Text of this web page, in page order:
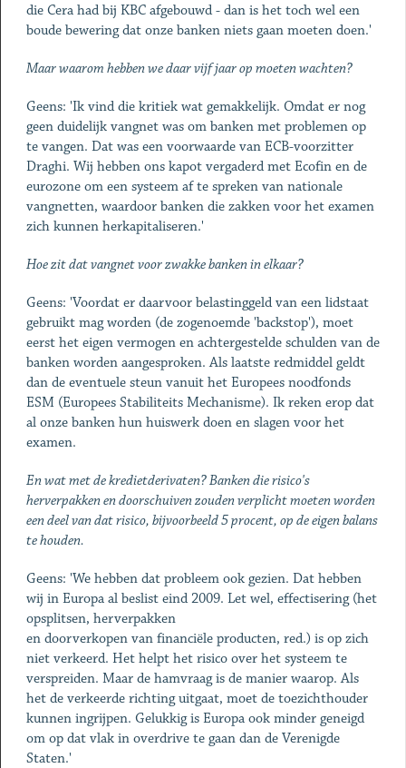
die Cera had bij KBC afgebouwd - dan is het toch wel een
boude bewering dat onze banken niets gaan moeten doen.'
Maar waarom hebben we daar vijf jaar op moeten wachten?
Geens: 'Ik vind die kritiek wat gemakkelijk. Omdat er nog
geen duidelijk vangnet was om banken met problemen op
te vangen. Dat was een voorwaarde van ECB-voorzitter
Draghi. Wij hebben ons kapot vergaderd met Ecofin en de
eurozone om een systeem af te spreken van nationale
vangnetten, waardoor banken die zakken voor het examen
zich kunnen herkapitaliseren.'
Hoe zit dat vangnet voor zwakke banken in elkaar?
Geens: 'Voordat er daarvoor belastinggeld van een lidstaat
gebruikt mag worden (de zogenoemde 'backstop'), moet
eerst het eigen vermogen en achtergestelde schulden van de
banken worden aangesproken. Als laatste redmiddel geldt
dan de eventuele steun vanuit het Europees noodfonds
ESM (Europees Stabiliteits Mechanisme). Ik reken erop dat
al onze banken hun huiswerk doen en slagen voor het
examen.
En wat met de kredietderivaten? Banken die risico's
herverpakken en doorschuiven zouden verplicht moeten worden
een deel van dat risico, bijvoorbeeld 5 procent, op de eigen balans
te houden.
Geens: 'We hebben dat probleem ook gezien. Dat hebben
wij in Europa al beslist eind 2009. Let wel, effectisering (het
opsplitsen, herverpakken
en doorverkopen van financiële producten, red.) is op zich
niet verkeerd. Het helpt het risico over het systeem te
verspreiden. Maar de hamvraag is de manier waarop. Als
het de verkeerde richting uitgaat, moet de toezichthouder
kunnen ingrijpen. Gelukkig is Europa ook minder geneigd
om op dat vlak in overdrive te gaan dan de Verenigde
Staten.'